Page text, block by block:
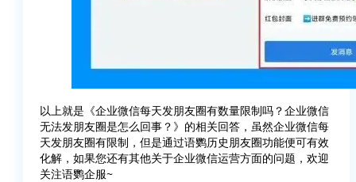
以上就是《企业微信每天发朋友圈有数量限制吗？企业微信
无法发朋友圈是怎么回事？》的相关回答，虽然企业微信每
天发朋友圈有限制，但是通过语鹦历史朋友圈功能便可有效
化解，如果您还有其他关于企业微信运营方面的问题，欢迎
关注语鹦企服~